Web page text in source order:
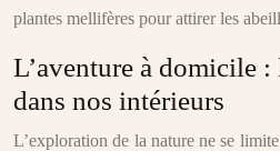
plantes mellifères pour attirer les
L’aventure à domicile
dans nos intérieurs
L’exploration de la nature ne se